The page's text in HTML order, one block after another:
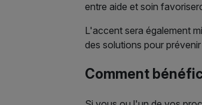
entre aide et soin
L'accent sera également
des solutions pour
Comment